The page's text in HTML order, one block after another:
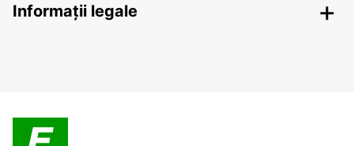
Informații legale